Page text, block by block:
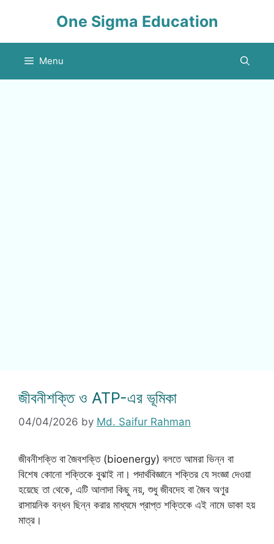
One Sigma Education
Menu
জীবনীশক্তি ও ATP-এর ভূমিকা
04/04/2026 by Md. Saifur Rahman
জীবনীশক্তি বা জৈবশক্তি (bioenergy) বলতে আমরা ভিন্ন বা
বিশেষ কোনাে শক্তিকে বুঝাই না। পদার্থবিজ্ঞানে শক্তির যে সংজ্ঞা দেওয়া
হয়েছে তা থেকে, এটি আলাদা কিছু নয়, শুধু জীবদেহ বা জৈব অণুর
রাসায়নিক বন্ধন ছিন্ন করার মাধ্যমে প্রাপ্ত শক্তিকে এই নামে ডাকা হয়
মাত্র।